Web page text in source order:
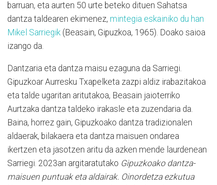
barruan, eta aurten 50 urte beteko dituen Sahatsa
dantza taldearen ekimenez, mintegia eskainiko du han
Mikel Sarriegik (Beasain, Gipuzkoa, 1965). Doako saioa
izango da.
Dantzaria eta dantza maisu ezaguna da Sarriegi.
Gipuzkoar Aurresku Txapelketa zazpi aldiz irabazitakoa
eta talde ugaritan aritutakoa, Beasain jaioterriko
Aurtzaka dantza taldeko irakasle eta zuzendaria da.
Baina, horrez gain, Gipuzkoako dantza tradizionalen
aldaerak, bilakaera eta dantza maisuen ondarea
ikertzen eta jasotzen aritu da azken mende laurdenean
Sarriegi. 2023an argitaratutako Gipuzkoako dantza-
maisuen puntuak eta aldairak. Oinordetza ezkutua